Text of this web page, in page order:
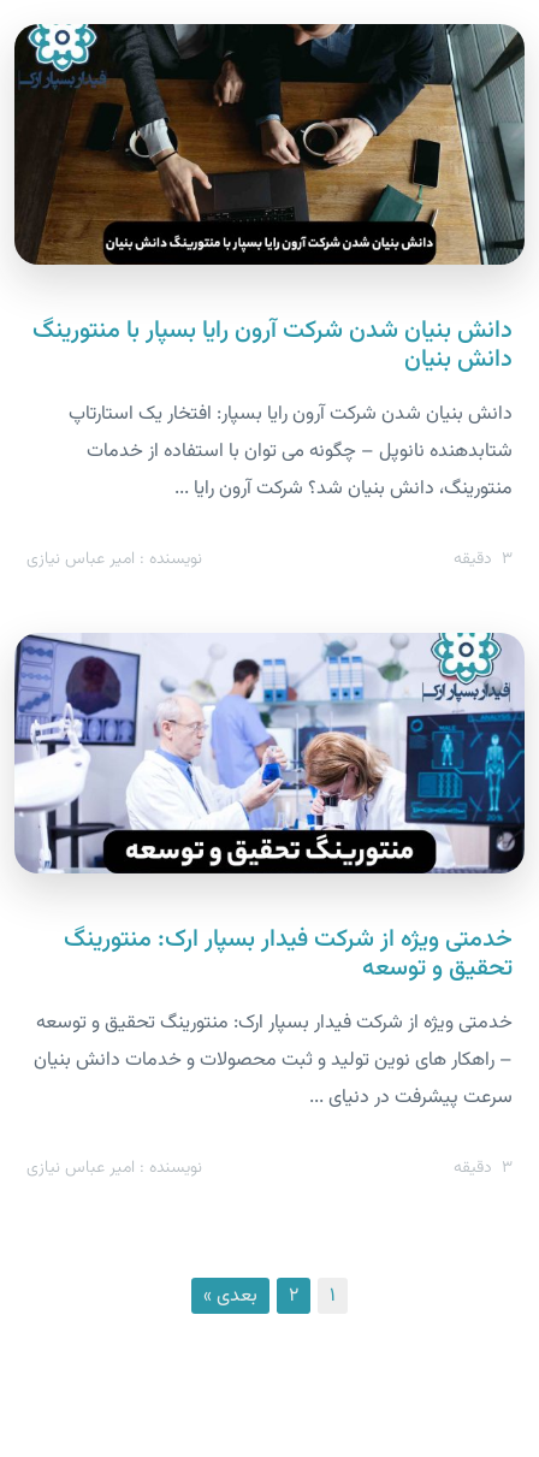
دانش بنیان شدن شرکت آرون رایا بسپار با منتورینگ
دانش بنیان
دانش بنیان شدن شرکت آرون رایا بسپار: افتخار یک استارتاپ
شتابدهنده نانوپل – چگونه می توان با استفاده از خدمات
منتورینگ، دانش بنیان شد؟ شرکت آرون رایا ...
3 دقیقه نویسنده : امیر عباس نیازی
خدمتی ویژه از شرکت فیدار بسپار ارک: منتورینگ
تحقیق و توسعه
خدمتی ویژه از شرکت فیدار بسپار ارک: منتورینگ تحقیق و توسعه
– راهکار های نوین تولید و ثبت محصولات و خدمات دانش بنیان
سرعت پیشرفت در دنیای ...
3 دقیقه نویسنده : امیر عباس نیازی
1
2 بعدی »